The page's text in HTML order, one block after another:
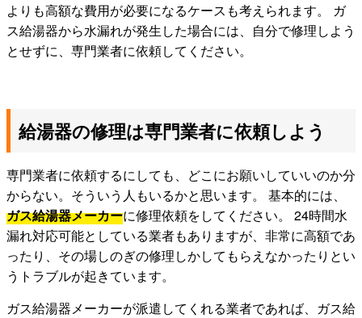
よりも高額な費用が必要になるケースも考えられます。 ガ
ス給湯器から水漏れが発生した場合には、自分で修理しよう
とせずに、専門業者に依頼してください。
給湯器の修理は専門業者に依頼しよう
専門業者に依頼するにしても、どこにお願いしていいのか分
からない。そういう人もいるかと思います。 基本的には、
ガス給湯器メーカーに修理依頼をしてください。 24時間水
漏れ対応可能としている業者もありますが、非常に高額であ
ったり、その場しのぎの修理しかしてもらえなかったりとい
うトラブルが起きています。
ガス給湯器メーカーが派遣してくれる業者であれば、ガス給